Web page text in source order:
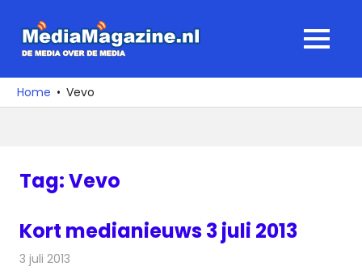
naar
media
over
MENU
Home Vevo
Tag:Vevo
Kort medianieuws 3 juli 2013
3 juli 2013